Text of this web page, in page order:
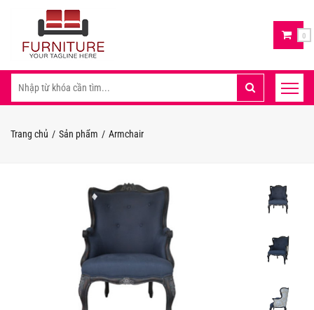
0
Trang chủ Sản phẩm Armchair